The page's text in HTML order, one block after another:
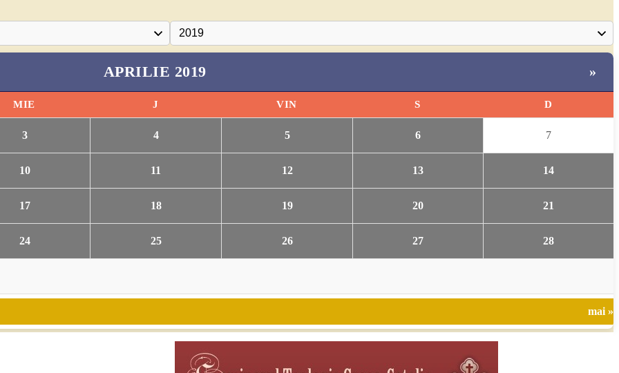
APRILIE 2019 »
MIE J VIN S D
3 4 5 6 7
10 11 12 13 14
17 18 19 20 21
24 25 26 27 28
mai »